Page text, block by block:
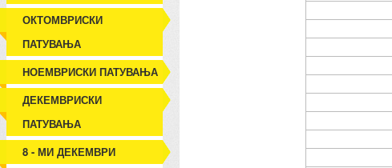
ОКТОМВРИСКИ
ПАТУВАЊА
НОЕМВРИСКИ ПАТУВАЊА
ДЕКЕМВРИСКИ
ПАТУВАЊА
8 - МИ ДЕКЕМВРИ